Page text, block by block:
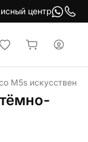
центр
M5s